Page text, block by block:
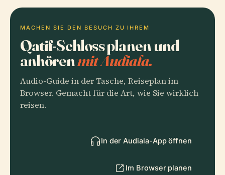
MACHEN SIE DEN BESUCH ZU IHREM
Qatif-Schloss planen und
anhörenmit Audiala.
Audio-Guide in der Tasche, Reiseplan im
Browser. Gemacht für die Art, wie Sie wirklich
reisen.
In der Audiala-App öffnen
Im Browser planen